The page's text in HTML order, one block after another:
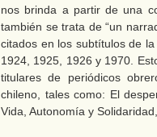
nos brinda a partir de una
también se trata de “un
citados en los subtítulos de
1924, 1925, 1926 y 1970.
titulares de periódicos
chileno, tales como: El
Vida, Autonomía y